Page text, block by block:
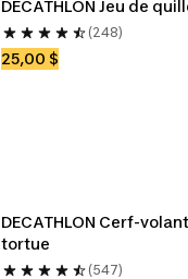
DECATHLON Jeu de
(248)
25,00 $
DECATHLON Cerf-
tortue
(547)